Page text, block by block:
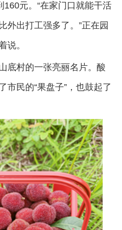
元。“在家门口就能干活
外出打工强多了。”正在园
说。
底村的一张亮丽名片。酸
市民的“果盘子”，也鼓起了